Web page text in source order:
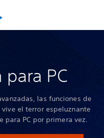
PC
las funciones de
el terror espeluznante
para PC por primera vez.